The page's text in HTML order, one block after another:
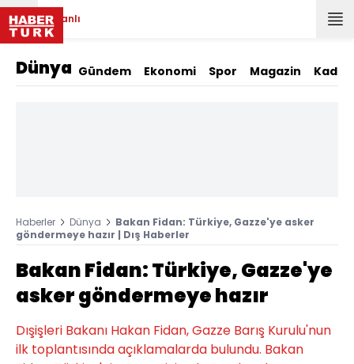
Canlı
Dünya Gündem Ekonomi Spor Magazin Kadın
Haberler Dünya
Bakan Fidan: Türkiye, Gazze'ye asker
göndermeye hazır | Dış Haberler
Bakan Fidan: Türkiye, Gazze'ye
asker göndermeye hazır
Dışişleri Bakanı Hakan Fidan, Gazze Barış Kurulu'nun
ilk toplantısında açıklamalarda bulundu. Bakan